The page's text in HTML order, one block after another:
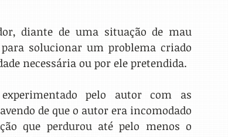
diante de uma situação de mau
solucionar um problema criado
necessária ou por ele pretendida.
pelo autor com as
de que o autor era incomodado
que perdurou até pelo menos o